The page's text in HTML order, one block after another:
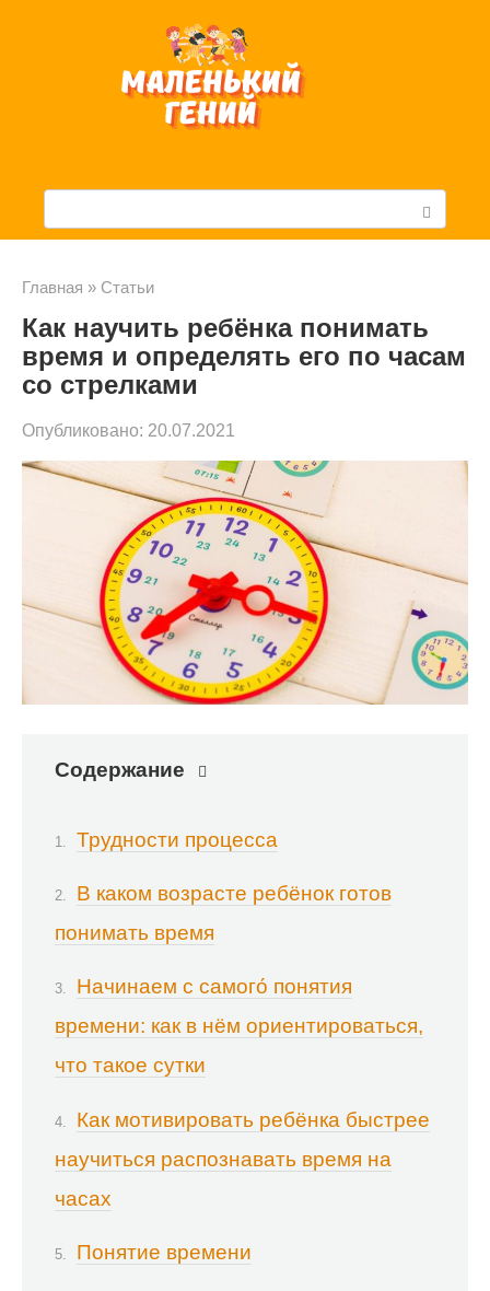
с
к
Главная » Статьи
Как научить ребёнка понимать
время и определять его по часам
со стрелками
Опубликовано: 20.07.2021
Содержание
Трудности процесса
В каком возрасте ребёнок готов
понимать время
Начинаем с самого́ понятия
времени: как в нём ориентироваться,
что такое сутки
Как мотивировать ребёнка быстрее
научиться распознавать время на
часах
Понятие времени